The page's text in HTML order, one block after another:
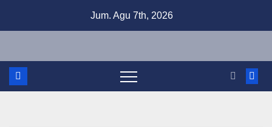
Jum. Agu 7th, 2026